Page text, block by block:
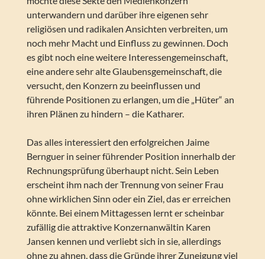
unterwandern und darüber ihre eigenen sehr
religiösen und radikalen Ansichten verbreiten, um
noch mehr Macht und Einfluss zu gewinnen. Doch
es gibt noch eine weitere Interessengemeinschaft,
eine andere sehr alte Glaubensgemeinschaft, die
versucht, den Konzern zu beeinflussen und
führende Positionen zu erlangen, um die „Hüter“ an
ihren Plänen zu hindern – die Katharer.
Das alles interessiert den erfolgreichen Jaime
Bernguer in seiner führender Position innerhalb der
Rechnungsprüfung überhaupt nicht. Sein Leben
erscheint ihm nach der Trennung von seiner Frau
ohne wirklichen Sinn oder ein Ziel, das er erreichen
könnte. Bei einem Mittagessen lernt er scheinbar
zufällig die attraktive Konzernanwältin Karen
Jansen kennen und verliebt sich in sie, allerdings
ohne zu ahnen, dass die Gründe ihrer Zuneigung viel